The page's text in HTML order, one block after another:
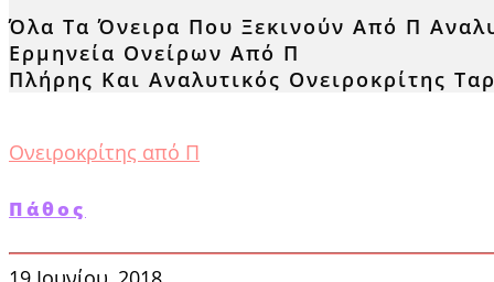
Όλα Τα Όνειρα Που Ξεκινούν Από Π
Ερμηνεία Ονείρων Από Π
Πλήρης Και Αναλυτικός Ονειροκρίτης
Ονειροκρίτης από Π
Πάθος